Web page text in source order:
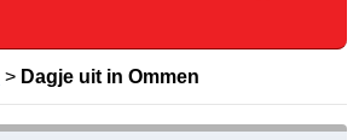
> Dagje uit in Ommen